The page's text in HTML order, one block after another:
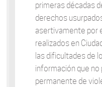
primeras décadas
derechos
asertivamente por
realizados en
las dificultades de
información que
permanente de